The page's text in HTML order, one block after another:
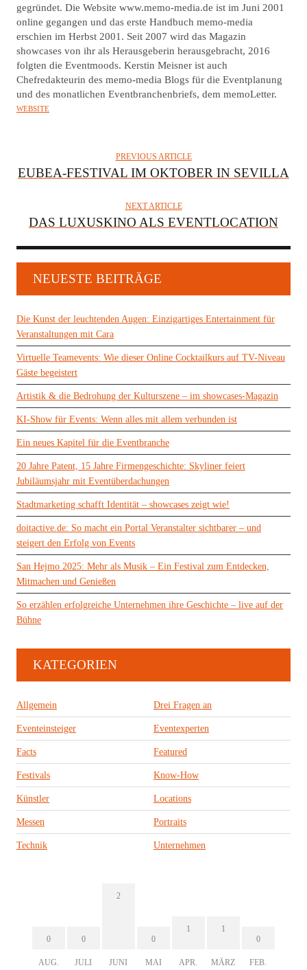
T
H
O
R
gegründet. Die Website www.memo-media.de ist im Juni 2001
online gegangen und das erste Handbuch memo-media
erschien im Herbst 2001. Seit 2007 wird das Magazin
showcases von ihr als Herausgeberin herausgebracht, 2016
folgten die Eventmoods. Kerstin Meisner ist auch
Chefredakteurin des memo-media Blogs für die Eventplanung
und des monatlichen Eventbranchenbriefs, dem memoLetter.
WEBSITE
PREVIOUS ARTICLE
EUBEA-FESTIVAL IM OKTOBER IN SEVILLA
NEXT ARTICLE
DAS LUXUSKINO ALS EVENTLOCATION
NEUESTE BEITRÄGE
Die Kunst der leuchtenden Augen: Einzigartiges Entertainment für
Veranstaltungen mit Cara
Virtuelle Teamevents: Wie dieser Online Cocktailkurs auf TV-Niveau
Gäste begeistert
Artistik & die Bedrohung der Kulturszene – im showcases-Magazin
KI-Show für Events: Wenn alles mit allem verbunden ist
Ein neues Kapitel für die Eventbranche
20 Jahre Patent, 15 Jahre Firmengeschichte: Skyliner feiert
Jubiläumsjahr mit Eventüberdachungen
Stadtmarketing schafft Identität – showcases zeigt wie!
doitactive.de: So macht ein Portal Veranstalter sichtbarer – und
steigert den Erfolg von Events
San Hejmo 2025: Mehr als Musik – Ein Festival zum Entdecken,
Mitmachen und Genießen
So erzählen erfolgreiche Unternehmen ihre Geschichte – live auf der
Bühne
KATEGORIEN
Allgemein Drei Fragen an
Eventeinsteiger Eventexperten
Facts Featured
Festivals Know-How
Künstler Locations
Messen Portraits
Technik Unternehmen
0
AUG.
0
JULI
2
JUNI
0
MAI
1
APR.
1
MÄRZ
0
FEB.